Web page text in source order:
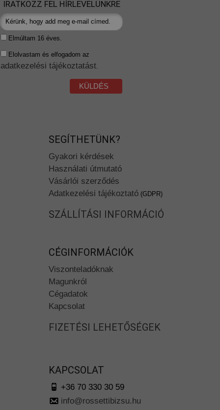
IRATKOZZ FEL HÍRLEVELÜNKRE
Elmúltam 16 éves.
Elolvastam és elfogadom az
adatkezelési tájékoztatást
KÜLDÉS
SEGÍTHETÜNK?
Gyakori kérdések
Használati útmutató
Vásárlói szerződés
Adatkezelési tájékoztató (GDPR)
SZÁLLÍTÁSI INFORMÁCIÓ
CÉGINFORMÁCIÓK
Viszonteladóknak
Magunkról
Cégadatok
Kapcsolat
FIZETÉSI LEHETŐSÉGEK
KAPCSOLAT
+36 70 330 30 59
info@rossettibizsu.hu